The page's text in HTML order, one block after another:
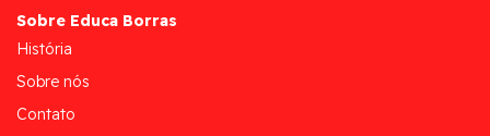
Sobre Educa Borras
História
Sobre nós
Contato